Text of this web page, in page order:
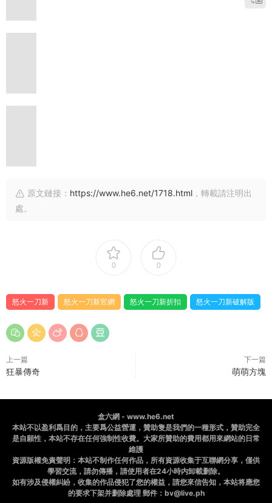
原文鏈接： https://www.he6.net/1718.html ，轉載請注明出
處。
0 0
怒火一刀新 怒火一刀新官網 怒火一刀新折扣 怒火一刀新破解版
上一篇
狂暴傳奇
下一篇
萌萌方塊
盒六網 - www.he6.net
本站不以盈利爲目的，主要爲公益營運，贊助隻是我們的一種形式，贊助完全
是自願性，本站不存在任何強制性收費。大家所贊助的費用都用來網站的日常
維護
資源版權免責聲明：本站不制作任何作品，所有資源收集于互聯網分享，僅供
學習交流，請勿傳播，請使用者在24小時内卸載删除。
如有涉及侵權糾紛，收集的作品侵犯了您的權益，請您來信告知，本站将應您
的要求下架并删除處理 郵件：bv@live.ph